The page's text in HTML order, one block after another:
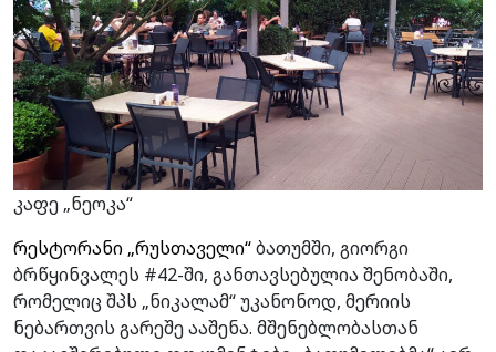
კაფე „ნეოკა“
რესტორანი „რუსთაველი“ბათუმში, გიორგი
ბრწყინვალეს #42-ში, განთავსებულია შენობაში,
რომელიც შპს „ნიკალამ“ უკანონოდ, მერიის
ნებართვის გარეშე ააშენა. მშენებლობასთან